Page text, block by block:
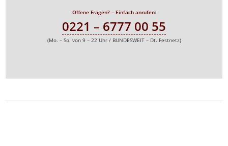
Offene Fragen? – Einfach anrufen:
0221 – 6777 00 55
(Mo. – So. von 9 – 22 Uhr / BUNDESWEIT – Dt. Festnetz)